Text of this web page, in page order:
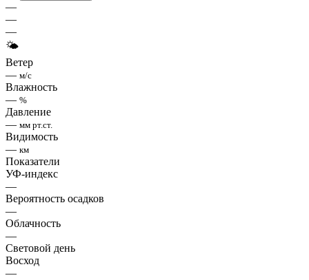
—
—
—
🌤
Ветер
— м/с
Влажность
— %
Давление
— мм рт.ст.
Видимость
— км
Показатели
УФ-индекс
—
Вероятность осадков
—
Облачность
—
Световой день
Восход
—